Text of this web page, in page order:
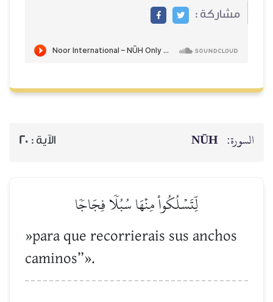
مشاركة :
السورة: NŪH الآية : 20
لِّتَسۡلُكُواْ مِنۡهَا سُبُلٗا فِجَاجٗا
»para que recorrierais sus anchos
caminos”».